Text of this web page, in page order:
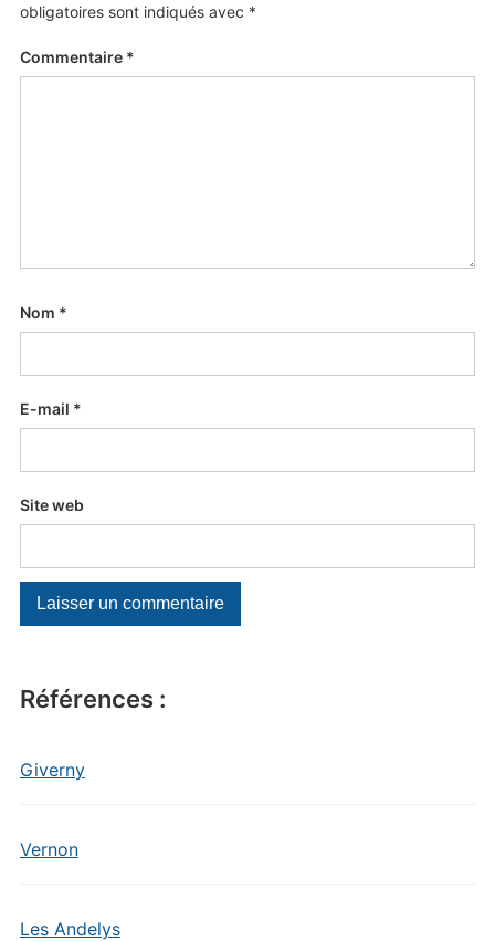
Références :
Giverny
Vernon
Les Andelys
obligatoires sont indiqués avec *
Commentaire *
Nom *
E-mail *
Site web